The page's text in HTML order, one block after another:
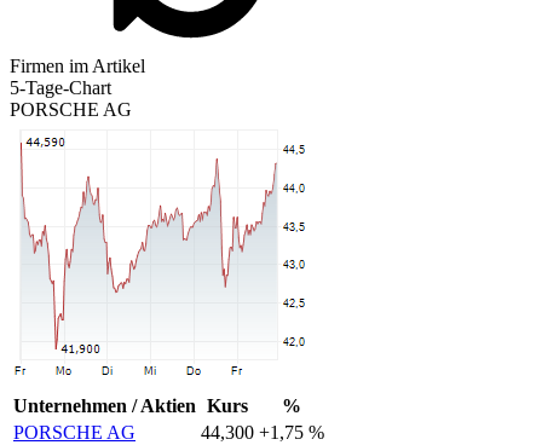
Firmen im Artikel
5-Tage-Chart
PORSCHE AG
Unternehmen / Aktien Kurs
%
PORSCHE AG
44,300 +1,75 %